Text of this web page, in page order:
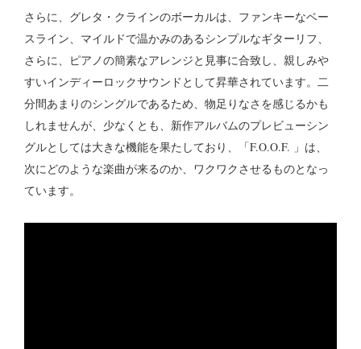
さらに、グレタ・クラインのボーカルは、ファンキーなベー
スライン、マイルドで温かみのあるシンプルなギターリフ、
さらに、ピアノの簡素なアレンジと見事に合致し、親しみや
すいインディーロックサウンドとして昇華されています。二
分間あまりのシングルであるため、物足りなさを感じるかも
しれませんが、少なくとも、新作アルバムのプレビューシン
グルとしては大きな機能を果たしており、「F.O.O.F. 」は、
次にどのような楽曲が来るのか、ワクワクさせるものとなっ
ています。